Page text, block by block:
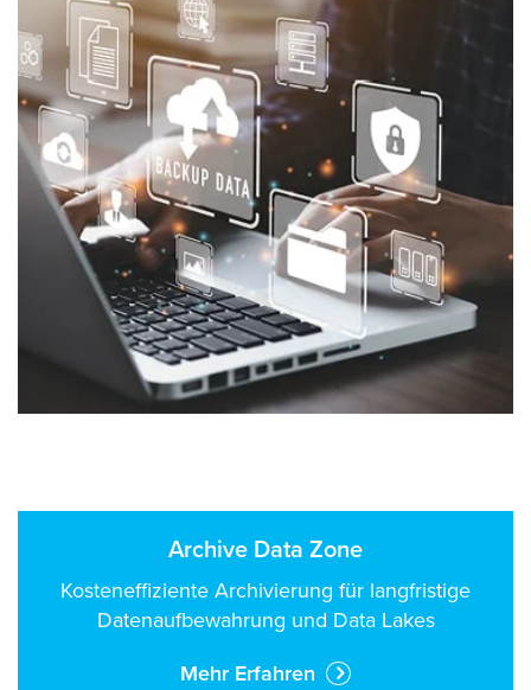
Archive Data Zone
Kosteneffiziente Archivierung für langfristige
Datenaufbewahrung und Data Lakes
Mehr Erfahren